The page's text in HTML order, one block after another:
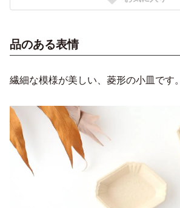
品のある表情
繊細な模様が美しい、菱形の小皿です。